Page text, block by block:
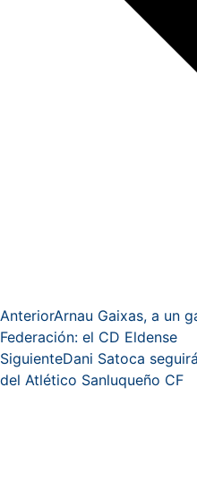
AnteriorArnau Gaixas, a un
Federación: el CD Eldense
SiguienteDani Satoca
del Atlético Sanluqueño CF